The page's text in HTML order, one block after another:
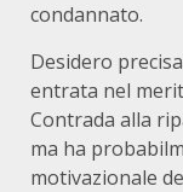
condannato.
Desidero
entrata nel
Contrada alla
ma ha
motivazionale